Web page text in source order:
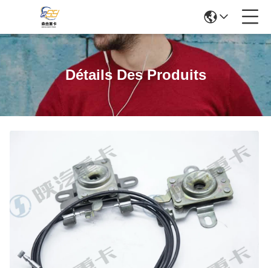
Détails Des Produits